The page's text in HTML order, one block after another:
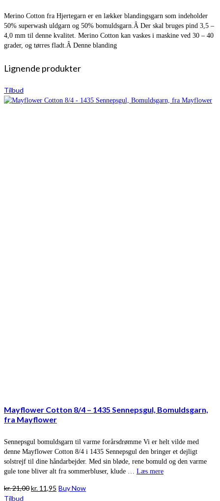
Merino Cotton fra Hjertegarn er en lækker blandingsgarn som indeholder
50% superwash uldgarn og 50% bomuldsgarn.Â Der skal bruges pind 3,5 –
4,0 mm til denne kvalitet. Merino Cotton kan vaskes i maskine ved 30 – 40
grader, og tørres fladt.Â Denne blanding
Lignende produkter
Tilbud
Mayflower Cotton 8/4 – 1435 Sennepsgul, Bomuldsgarn,
fra Mayflower
Sennepsgul bomuldsgarn til varme forårsdrømme Vi er helt vilde med
denne Mayflower Cotton 8/4 i 1435 Sennepsgul den bringer et dejligt
solstrejf til dine håndarbejder. Med sin bløde, rene bomuld og den varme
gule tone bliver alt fra sommerbluser, klude … Læs mere
kr.21,00Den
kr. 11,95 Den
Buy Now
Tilbud